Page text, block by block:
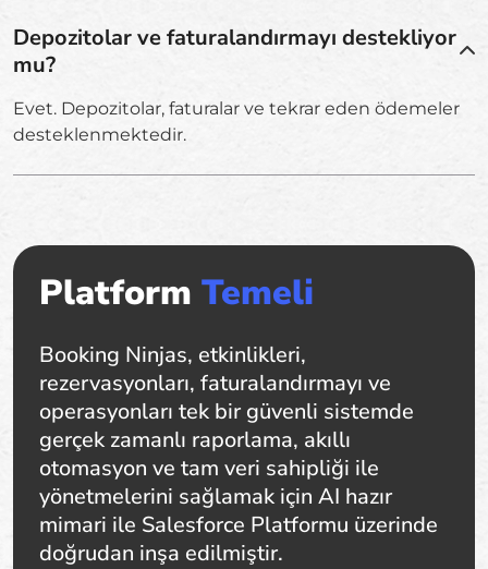
Depozitolar ve faturalandırmayı destekliyor
mu?
Evet. Depozitolar, faturalar ve tekrar eden ödemeler
desteklenmektedir.
Platform Temeli
Booking Ninjas, etkinlikleri,
rezervasyonları, faturalandırmayı ve
operasyonları tek bir güvenli sistemde
gerçek zamanlı raporlama, akıllı
otomasyon ve tam veri sahipliği ile
yönetmelerini sağlamak için AI hazır
mimari ile Salesforce Platformu üzerinde
doğrudan inşa edilmiştir.